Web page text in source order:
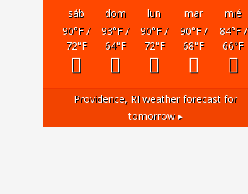
sáb dom lun mar
mié
90°F/
72°F
93°F/
64°F
90°F/
72°F
90°F/
68°F
84°F/
66°F
Providence, RIweather forecast for
tomorrow ▸